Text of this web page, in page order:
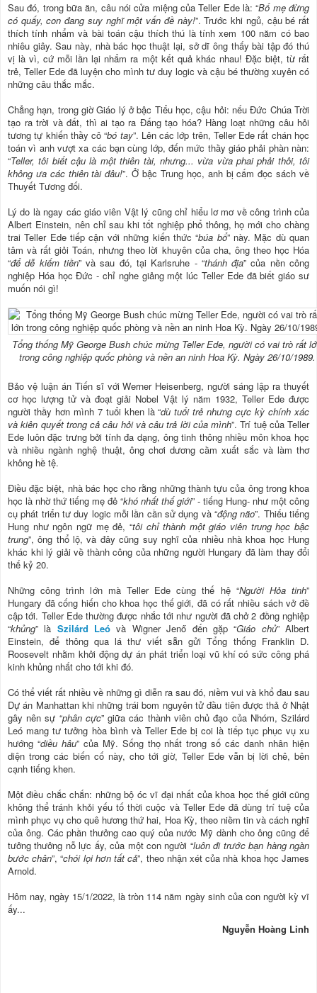
Sau đó, trong bữa ăn, câu nói cửa miệng của Teller Ede là: “Bố mẹ đừng
có quấy, con đang suy nghĩ một vấn đề này!”. Trước khi ngủ, cậu bé rất
thích tính nhẩm và bài toán cậu thích thú là tính xem 100 năm có bao
nhiêu giây. Sau này, nhà bác học thuật lại, sở dĩ ông thấy bài tập đó thú
vị là vì, cứ mỗi lần lại nhẩm ra một kết quả khác nhau! Đặc biệt, từ rất
trẻ, Teller Ede đã luyện cho mình tư duy logic và cậu bé thường xuyên có
những câu thắc mắc.
Chẳng hạn, trong giờ Giáo lý ở bậc Tiểu học, cậu hỏi: nếu Đức Chúa Trời
tạo ra trời và đất, thì ai tạo ra Đấng tạo hóa? Hàng loạt những câu hỏi
tương tự khiến thầy cô “bó tay”. Lên các lớp trên, Teller Ede rất chán học
toán vì anh vượt xa các bạn cùng lớp, đến mức thầy giáo phải phàn nàn:
“Teller, tôi biết cậu là một thiên tài, nhưng... vừa vừa phai phải thôi, tôi
không ưa các thiên tài đâu!”. Ở bậc Trung học, anh bị cấm đọc sách về
Thuyết Tương đối.
Lý do là ngay các giáo viên Vật lý cũng chỉ hiểu lơ mơ về công trình của
Albert Einstein, nên chỉ sau khi tốt nghiệp phổ thông, họ mới cho chàng
trai Teller Ede tiếp cận với những kiến thức “búa bổ” này. Mặc dù quan
tâm và rất giỏi Toán, nhưng theo lời khuyên của cha, ông theo học Hóa
“để dễ kiếm tiền” và sau đó, tại Karlsruhe - “thánh địa” của nền công
nghiệp Hóa học Đức - chỉ nghe giảng một lúc Teller Ede đã biết giáo sư
muốn nói gì!
Tổng thống Mỹ George Bush chúc mừng Teller Ede, người có vai trò rất
trong công nghiệp quốc phòng và nền an ninh Hoa Kỳ. Ngày 26/10/1989.
Bảo vệ luận án Tiến sĩ với Werner Heisenberg, người sáng lập ra thuyết
cơ học lượng tử và đoạt giải Nobel Vật lý năm 1932, Teller Ede được
người thầy hơn mình 7 tuổi khen là “dù tuổi trẻ nhưng cực kỳ chính xác
và kiên quyết trong cả câu hỏi và câu trả lời của mình”. Trí tuệ của Teller
Ede luôn đặc trưng bởi tính đa dạng, ông tinh thông nhiều môn khoa học
và nhiều ngành nghệ thuật, ông chơi dương cầm xuất sắc và làm thơ
không hề tệ.
Điều đặc biệt, nhà bác học cho rằng những thành tựu của ông trong khoa
học là nhờ thứ tiếng mẹ đẻ “khó nhất thế giới” - tiếng Hung- như một công
cụ phát triển tư duy logic mỗi lần cần sử dụng và “động não”. Thiếu tiếng
Hung như ngôn ngữ mẹ đẻ, “tôi chỉ thành một giáo viên trung học bậc
trung”, ông thổ lộ, và đây cũng suy nghĩ của nhiều nhà khoa học Hung
khác khi lý giải về thành công của những người Hungary đã làm thay đổi
thế kỷ 20.
Những công trình lớn mà Teller Ede cùng thế hệ “Người Hỏa tinh”
Hungary đã cống hiến cho khoa học thế giới, đã có rất nhiều sách vở đề
cập tới. Teller Ede thường được nhắc tới như người đã chở 2 đồng nghiệp
“khủng” là Szilárd Leó và Wigner Jenő đến gặp “Giáo chủ” Albert
Einstein, để thông qua lá thư viết sẵn gửi Tổng thống Franklin D.
Roosevelt nhằm khởi động dự án phát triển loại vũ khí có sức công phá
kinh khủng nhất cho tới khi đó.
Có thể viết rất nhiều về những gì diễn ra sau đó, niềm vui và khổ đau sau
Dự án Manhattan khi những trái bom nguyên tử đầu tiên được thả ở Nhật
gây nên sự “phân cực” giữa các thành viên chủ đạo của Nhóm, Szilárd
Leó mang tư tưởng hòa bình và Teller Ede bị coi là tiếp tục phục vụ xu
hướng “diều hâu” của Mỹ. Sống thọ nhất trong số các danh nhân hiện
diện trong các biến cố này, cho tới giờ, Teller Ede vẫn bị lời chê, bên
cạnh tiếng khen.
Một điều chắc chắn: những bộ óc vĩ đại nhất của khoa học thế giới cũng
không thể tránh khỏi yếu tố thời cuộc và Teller Ede đã dùng trí tuệ của
mình phục vụ cho quê hương thứ hai, Hoa Kỳ, theo niềm tin và cách nghĩ
của ông. Các phần thưởng cao quý của nước Mỹ dành cho ông cũng để
tưởng thưởng nỗ lực ấy, của một con người “luôn đi trước bạn hàng ngàn
bước chân”, “chói lọi hơn tất cả”, theo nhận xét của nhà khoa học James
Arnold.
Hôm nay, ngày 15/1/2022, là tròn 114 năm ngày sinh của con người kỳ vĩ
ấy...
Nguyễn Hoàng Linh